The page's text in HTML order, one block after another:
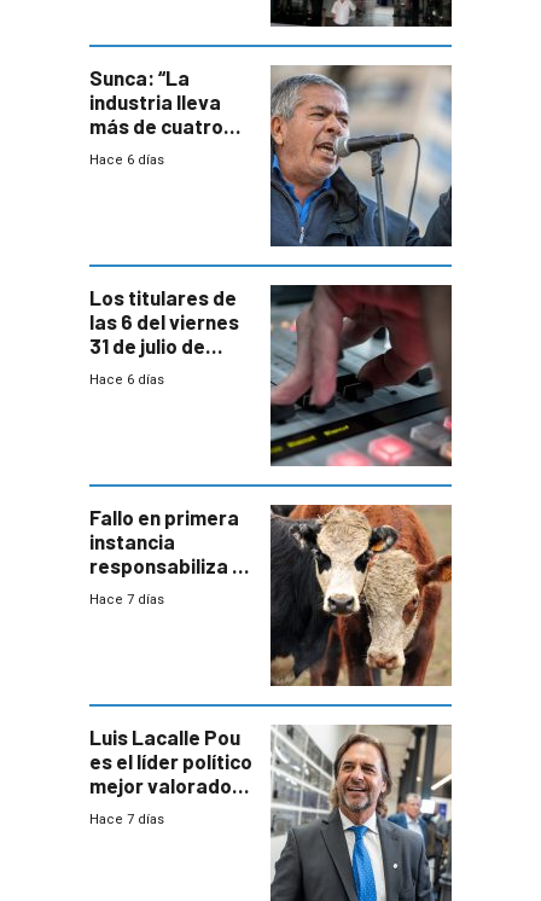
Sunca: “La
industria lleva
más de cuatro
meses sin
Hace 6 días
Los titulares de
las 6 del viernes
31 de julio de
2026
Hace 6 días
Fallo en primera
instancia
responsabiliza al
Estado por falta
Hace 7 días
Luis Lacalle Pou
es el líder político
mejor valorado
del país, según
Hace 7 días